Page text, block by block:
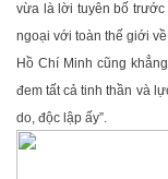
vừa là lời tuyên bố trước
ngoại với toàn thế giới
Hồ Chí Minh cũng
đem tất cả tinh thần và
do, độc lập ấy”.